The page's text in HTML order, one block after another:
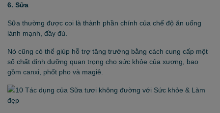
6. Sữa
Sữa thường được coi là thành phần chính của chế độ ăn uống
lành mạnh, đầy đủ.
Nó cũng có thể giúp hỗ trợ tăng trưởng bằng cách cung cấp một
số chất dinh dưỡng quan trọng cho sức khỏe của xương, bao
gồm canxi, phốt pho và magiê.